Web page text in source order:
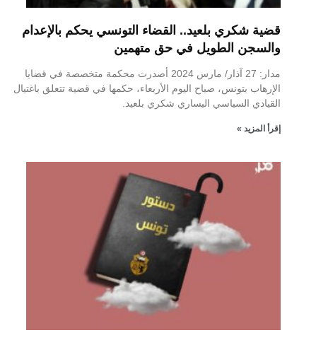
قضية شكري بلعيد.. القضاء التونسي يحكم بالإعدام
والسجن الطويل في حق متهمين
مدار: 27 آذار/ مارس 2024 أصدرت محكمة متخصصة في قضايا
الإرهاب بتونس، صباح اليوم الأربعاء، حكمها في قضية تتعلق باغتيال
القيادي السياسي اليساري شكري بلعيد.
إقرأ المزيد »